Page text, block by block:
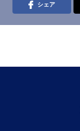
シェア